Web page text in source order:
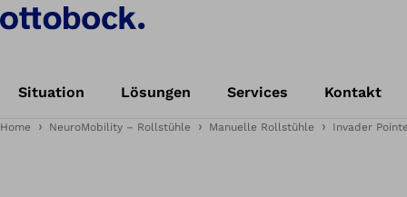
Situation Lösungen Services Kontakt
Home NeuroMobility – Rollstühle Manuelle Rollstühle Invader